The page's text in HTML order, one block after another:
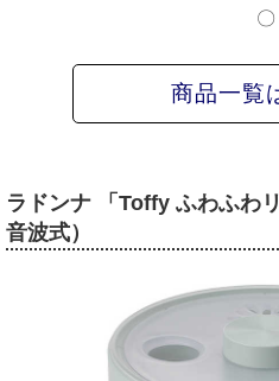
〇
商品一覧
ラドンナ 「Toffy ふわふわ
音波式）